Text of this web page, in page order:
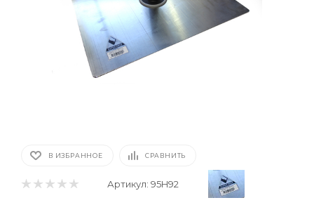
В ИЗБРАННОЕ СРАВНИТЬ
Артикул: 95H92